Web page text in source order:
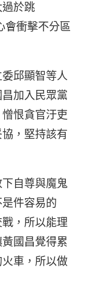
於跳
會衝擊不分區
邱顯智等人
加入民眾黨
恨貪官汙吏
，堅持該有
自尊與魔鬼
件容易的
，所以能理
國昌覺得累
車，所以做